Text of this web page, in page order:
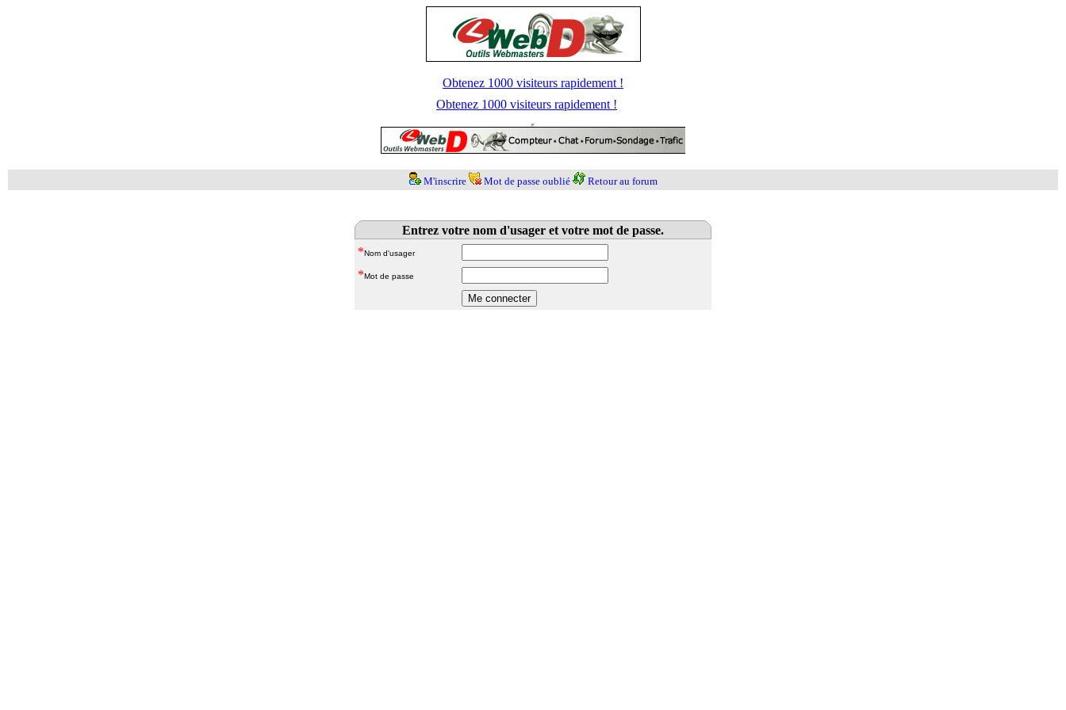
Obtenez 1000 visiteurs rapidement !
Obtenez 1000 visiteurs rapidement !
M'inscrire Mot de passe oublié Retour au forum
Entrez votre nom d'usager et votre mot de passe.
*Nom d'usager
*Mot de passe